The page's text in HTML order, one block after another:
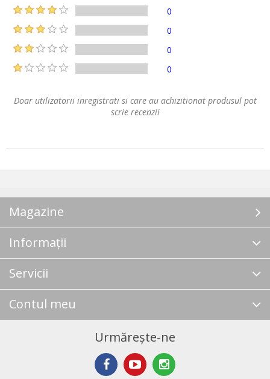
0
0
0
0
Doar utilizatorii inregistrati si care au achizitionat produsul pot
scrie recenzii
Magazine
Informații
Servicii
Contul meu
Urmărește-ne